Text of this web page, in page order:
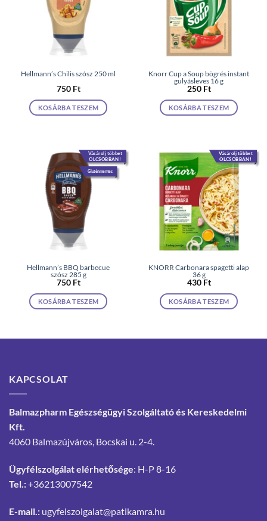
Hellmann’s Chilis szósz 250 ml
750 Ft
KOSÁRBA TESZEM
Knorr Cup a Soup bögrés instant
gulyásleves 16 g
250 Ft
KOSÁRBA TESZEM
Vásárolj többet
OLCSÓBBAN!
Gluténmentes
Hellmann’s BBQ barbecue
szósz 285 g
750 Ft
KOSÁRBA TESZEM
Vásárolj többet
OLCSÓBBAN!
KNORR Carbonara spagetti alap
36 g
430 Ft
KOSÁRBA TESZEM
KAPCSOLAT
Balmazpharm Egészségügyi Szolgáltató és Kereskedelmi
Kft.
4060 Balmazújváros, Bocskai u. 2-4.
Ügyfélszolgálat elérhetősége: H-P 8-16
Tel.:+36213007542
E-mail.: ugyfelszolgalat@patikamra.hu